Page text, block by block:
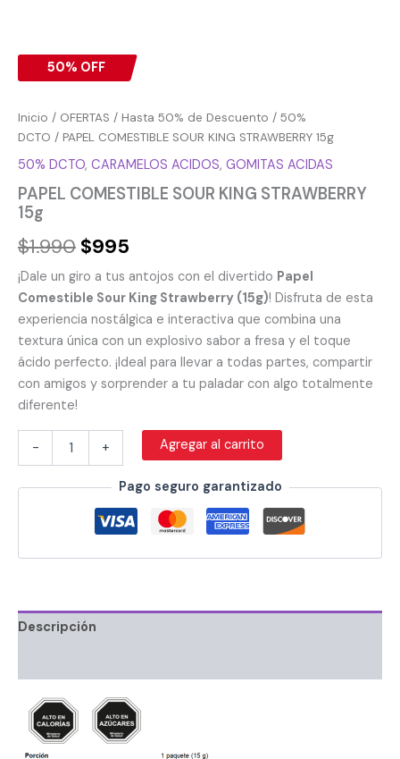
50% OFF
Inicio / OFERTAS / Hasta 50% de Descuento / 50%
DCTO / PAPEL COMESTIBLE SOUR KING STRAWBERRY 15g
50% DCTO, CARAMELOS ACIDOS, GOMITAS ACIDAS
PAPEL COMESTIBLE SOUR KING STRAWBERRY
15g
$1.990 $995
¡Dale un giro a tus antojos con el divertido Papel
Comestible Sour King Strawberry (15g)! Disfruta de esta
experiencia nostálgica e interactiva que combina una
textura única con un explosivo sabor a fresa y el toque
ácido perfecto. ¡Ideal para llevar a todas partes, compartir
con amigos y sorprender a tu paladar con algo totalmente
diferente!
- + Agregar al carrito
Pago seguro garantizado
Descripción